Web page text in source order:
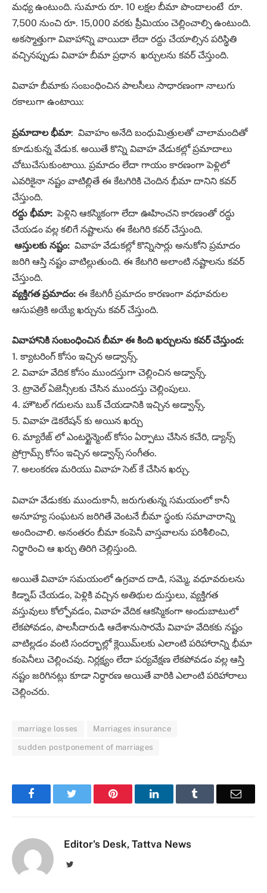
మధ్య ఉంటుంది. సుమారు రూ. 10 లక్షల బీమా పొందాలంటే రూ.
7,500 నుంచి రూ. 15,000 వరకు ప్రీమియం చెల్లించాల్సి ఉంటుంది.
అకస్మాత్తుగా వివాహాన్ని వాయిదా లేదా రద్దు చేయాల్సిన పరిస్థితి
వచ్చినప్పుడు వివాహ బీమా ప్రధాన ఖర్చులను కవర్‌ చేస్తుంది.
వివాహ బీమాకు సంబంధించిన పాలసీలు సాధారణంగా నాలుగు
రకాలుగా ఉంటాయి:
ప్రమాదాల భీమా: వివాహం అనేది బంధుమిత్రులతో చాలామందితో
కూడుకున్న వేడుక. అయితే కొన్ని వివాహ వేడుకల్లో ప్రమాదాలు
చోటుచేసుకుంటాయి. ప్రమాదం లేదా గాయం కారణంగా పెళ్లిలో
ఎవరికైనా నష్టం వాటిల్లితే ఈ కేటగిరికి చెందిన భీమా దానిని కవర్‌
చేస్తుంది.
రద్దు భీమా: పెళ్లిని ఆకస్మికంగా లేదా ఊహించని కారణంతో రద్దు
చేయడం వల్ల కలిగే నష్టాలను ఈ కేటగిరి కవర్‌ చేస్తుంది.
ఆస్తులకు నష్టం: వివాహ వేడుకల్లో కొన్నిసార్లు అనుకోని ప్రమాదం
జరిగి ఆస్తి నష్టం వాటిల్లుతుంది. ఈ కేటగిరి అలాంటి నష్టాలను కవర్‌
చేస్తుంది.
వ్యక్తిగత ప్రమాదం: ఈ కేటగిరీ ప్రమాదం కారణంగా వధూవరుల
ఆసుపత్రికి అయ్యే ఖర్చును కవర్‌ చేస్తుంది.
వివాహానికి సంబంధించిన బీమా ఈ కింది ఖర్చులను కవర్‌ చేస్తుంద:
1. క్యాటరింగ్‌ కోసం ఇచ్చిన అడ్వాన్స్‌.
2. వివాహ వేదిక కోసం ముందస్తుగా చెల్లించిన అడ్వాన్స్‌.
3. ట్రావెల్‌ ఏజెన్సీలకు చేసిన ముందస్తు చెల్లింపులు.
4. హౌటల్‌ గదులను బుక్‌ చేయడానికి ఇచ్చిన అడ్వాన్స్‌.
5. వివాహ డెకరేషన్‌ కు అయిన ఖర్చు
6. మ్యారేజ్‌ లో ఎంటర్టైన్మెంట్‌ కోసం ఏర్పాటు చేసిన కచేరి, డ్యాన్స్‌
ప్రోగ్రామ్స్‌ కోసం ఇచ్చిన అడ్వాన్స్‌ సంగీతం.
7. అలంకరణ మరియు వివాహ సెట్‌ కే చేసిన ఖర్చు.
వివాహ వేడుకకు ముందుకానీ, జరుగుతున్న సమయంలో కానీ
అనూహ్య సంఘటన జరిగితే వెంటనే బీమా స్థంకు సమాచారాన్ని
అందించాలి. అనంతరం బీమా కంపెనీ వాస్తవాలను పరిశీలించి,
నిర్థారించి ఆ ఖర్చు తిరిగి చెల్లిస్తుంది.
అయితే వివాహ సమయంలో ఉగ్రవాద దాడి, సమ్మె, వధూవరులను
కిడ్నాప్‌ చేయడం, పెళ్లికి వచ్చిన అతిథుల దుస్తులు, వ్యక్తిగత
వస్తువులు కోల్పోవడం, వివాహ వేదిక ఆకస్మికంగా అందుబాటులో
లేకపోవడం, పాలసీదారుడి ఆదేశానుసారమే వివాహ వేదికకు నష్టం
వాటిల్లడం వంటి సందర్భాల్లో క్లెయిమ్‌లకు ఎలాంటి పరిహారాన్ని భీమా
కంపెనీలు చెల్లించవు. నిర్లక్ష్యం లేదా పర్యవేక్షణ లేకపోవడం వల్ల ఆస్తి
నష్టం జరిగినట్లు కూడా నిర్ధారణ అయితే వారికి ఎలాంటి పరిహారాలు
చెల్లించరు.
marriage losses Marriages insurance
sudden postponement of marriages
Facebook Pinterest LinkedIn Email
Editor's Desk, Tattva News
Twitter